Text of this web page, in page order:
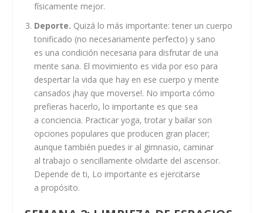
físicamente mejor.
Deporte. Quizá lo más importante: tener un cuerpo
tonificado (no necesariamente perfecto) y sano
es una condición necesaria para disfrutar de una
mente sana. El movimiento es vida por eso para
despertar la vida que hay en ese cuerpo y mente
cansados ¡hay que moverse!. No importa cómo
prefieras hacerlo, lo importante es que sea
a conciencia. Practicar yoga, trotar y bailar son
opciones populares que producen gran placer;
aunque también puedes ir al gimnasio, caminar
al trabajo o sencillamente olvidarte del ascensor.
Depende de ti, Lo importante es ejercitarse
a propósito.